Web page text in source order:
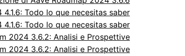
Todo lo que necesitas saber
Todo lo que necesitas saber
2024 3.6.2: Analisi e Prospettive
2024 3.6.2: Analisi e Prospettive